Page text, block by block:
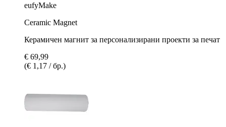
eufyMake
Ceramic Magnet
Керамичен магнит за персонализирани проекти за печат
€ 69,99
(€ 1,17 / бр.)